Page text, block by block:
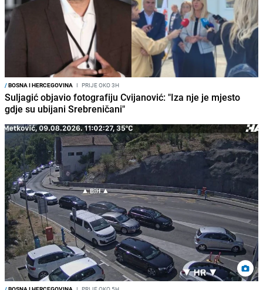
/BOSNA I HERCEGOVINA I PRIJE OKO 3H
Suljagić objavio fotografiju Cvijanović: "Iza nje je mjesto
gdje su ubijani Srebreničani"